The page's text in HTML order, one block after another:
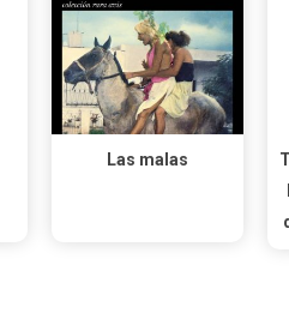
Las malas